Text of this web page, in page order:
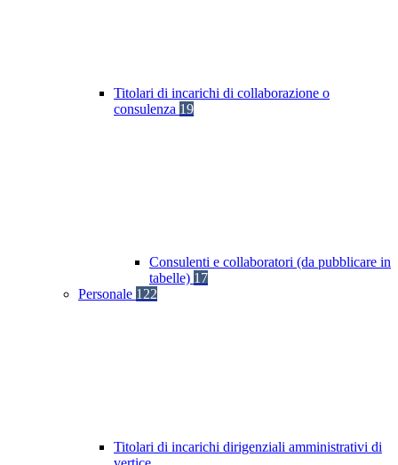
Titolari di incarichi di collaborazione o
consulenza 19
Consulenti e collaboratori (da pubblicare in
tabelle) 17
Personale 122
Titolari di incarichi dirigenziali amministrativi di